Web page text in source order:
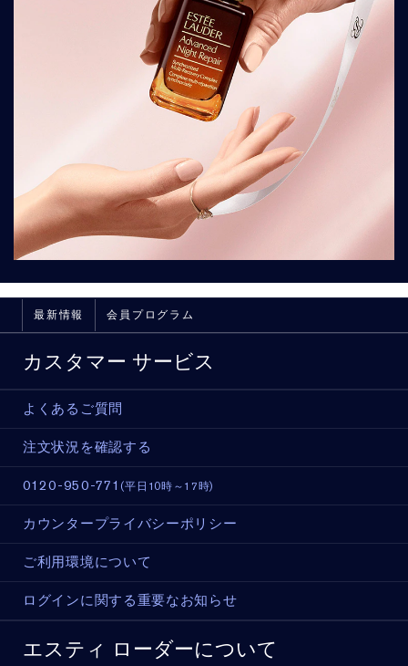
最新情報 会員プログラム
カスタマー サービス
よくあるご質問
注文状況を確認する
0120-950-771 (平日10時～17時)
カウンタープライバシーポリシー
ご利用環境について
ログインに関する重要なお知らせ
エスティ ローダーについて